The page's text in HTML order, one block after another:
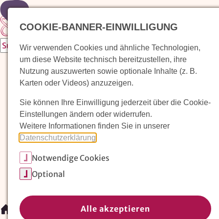
Zur Startseite
Waldorfkindergarten finden
Pädagogischer Ansatz
Arbeit im Waldorfkindergarten
Unser Verein
Magazin: Erziehungskunst frühe Kindheit
Waldorfkindergarten finden/Kita Wiesental
COOKIE-BANNER-EINWILLIGUNG
Wir verwenden Cookies und ähnliche Technologien,
um diese Website technisch bereitzustellen, ihre
Nutzung auszuwerten sowie optionale Inhalte (z. B.
Karten oder Videos) anzuzeigen.
Sie können Ihre Einwilligung jederzeit über die Cookie-
Einstellungen ändern oder widerrufen.
Weitere Informationen finden Sie in unserer
Datenschutzerklärung
Notwendige Cookies
Optional
Alle akzeptieren